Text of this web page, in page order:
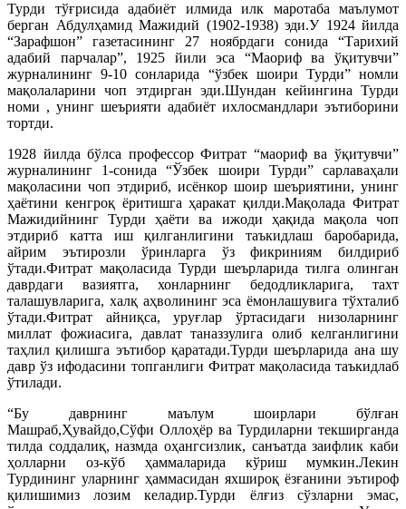
Турди тўғрисида адабиёт илмида илк маротаба маълумот
берган Абдулҳамид Мажидий (1902-1938) эди.У 1924 йилда
“Зарафшон” газетасининг 27 ноябрдаги сонида “Тарихий
адабий парчалар”, 1925 йили эса “Маориф ва ўқитувчи”
журналининг 9-10 сонларида “ўзбек шоири Турди” номли
мақолаларини чоп этдирган эди.Шундан кейингина Турди
номи , унинг шеърияти адабиёт ихлосмандлари эътиборини
тортди.
1928 йилда бўлса профессор Фитрат “маориф ва ўқитувчи”
журналининг 1-сонида “Ўзбек шоири Турди” сарлаваҳали
мақоласини чоп этдириб, исёнкор шоир шеъриятини, унинг
ҳаётини кенгроқ ёритишга ҳаракат қилди.Мақолада Фитрат
Мажидийнинг Турди ҳаёти ва ижоди ҳақида мақола чоп
этдириб катта иш қилганлигини таъкидлаш баробарида,
айрим эътирозли ўринларга ўз фикриниям билдириб
ўтади.Фитрат мақоласида Турди шеърларида тилга олинган
даврдаги вазиятга, хонларнинг бедодликларига, тахт
талашувларига, халқ аҳволининг эса ёмонлашувига тўхталиб
ўтади.Фитрат айниқса, уруғлар ўртасидаги низоларнинг
миллат фожиасига, давлат таназзулига олиб келганлигини
таҳлил қилишга эътибор қаратади.Турди шеърларида ана шу
давр ўз ифодасини топганлиги Фитрат мақоласида таъкидлаб
ўтилади.
“Бу даврнинг маълум шоирлари бўлған
Машраб,Ҳувайдо,Сўфи Оллоҳёр ва Турдиларни текширганда
тилда соддалиқ, назмда оҳангсизлик, санъатда заифлик каби
ҳолларни оз-кўб ҳаммаларида кўриш мумкин.Лекин
Турдининг уларнинг ҳаммасидан яхшироқ ёзғанини эътироф
қилишимиз лозим келадир.Турди ёлғиз сўзларни эмас,